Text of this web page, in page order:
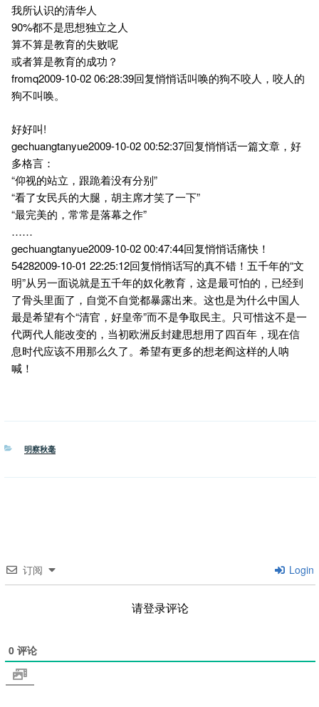
我所认识的清华人
90%都不是思想独立之人
算不算是教育的失败呢
或者算是教育的成功？
fromq2009-10-02 06:28:39回复悄悄话叫唤的狗不咬人，咬人的
狗不叫唤。
好好叫!
gechuangtanyue2009-10-02 00:52:37回复悄悄话一篇文章，好
多格言：
“仰视的站立，跟跪着没有分别”
“看了女民兵的大腿，胡主席才笑了一下”
“最完美的，常常是落幕之作”
……
gechuangtanyue2009-10-02 00:47:44回复悄悄话痛快！
54282009-10-01 22:25:12回复悄悄话写的真不错！五千年的“文
明”从另一面说就是五千年的奴化教育，这是最可怕的，已经到
了骨头里面了，自觉不自觉都暴露出来。这也是为什么中国人
最是希望有个“清官，好皇帝”而不是争取民主。只可惜这不是一
代两代人能改变的，当初欧洲反封建思想用了四百年，现在信
息时代应该不用那么久了。希望有更多的想老阎这样的人呐
喊！
分
明察秋毫
订阅 Login
请登录评论
0 评论